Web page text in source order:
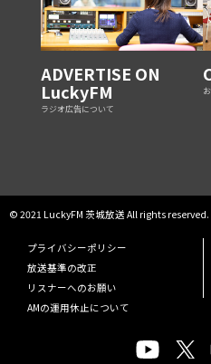
ADVERTISE ON
LuckyFM
ラジオ広告について
© 2021 LuckyFM 茨城放送 All rights reserved.
プライバシーポリシー
放送基準の改正
リスナーへのお願い
AMの運用休止について